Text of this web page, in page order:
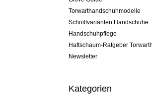
Torwarthandschuhmodelle
Schnittvarianten Handschuhe
Handschuhpflege
Haftschaum-Ratgeber
Newsletter
Kategorien